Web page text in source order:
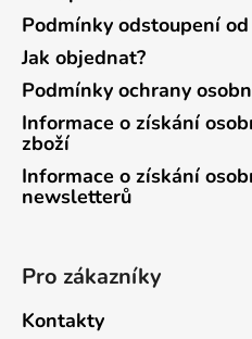
Podmínky odstoupení
Jak objednat?
Podmínky ochrany
Informace o získání
zboží
Informace o získání
newsletterů
Pro zákazníky
Kontakty